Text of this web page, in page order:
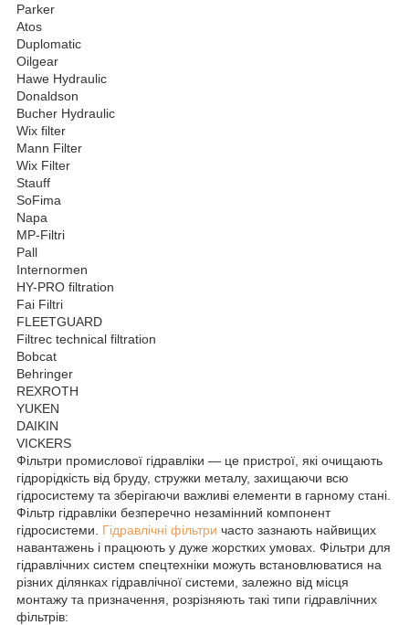
Parker
Atos
Duplomatic
Oilgear
Hawe Hydraulic
Donaldson
Bucher Hydraulic
Wix filter
Mann Filter
Wix Filter
Stauff
SoFima
Napa
MP-Filtri
Pall
Internormen
HY-PRO filtration
Fai Filtri
FLEETGUARD
Filtrec technical filtration
Bobcat
Behringer
REXROTH
YUKEN
DAIKIN
VICKERS
Фільтри промислової гідравліки — це пристрої, які очищають
гідрорідкість від бруду, стружки металу, захищаючи всю
гідросистему та зберігаючи важливі елементи в гарному стані.
Фільтр гідравліки безперечно незамінний компонент
гідросистеми. Гідравлічні фільтри часто зазнають найвищих
навантажень і працюють у дуже жорстких умовах. Фільтри для
гідравлічних систем спецтехніки можуть встановлюватися на
різних ділянках гідравлічної системи, залежно від місця
монтажу та призначення, розрізняють такі типи гідравлічних
фільтрів: